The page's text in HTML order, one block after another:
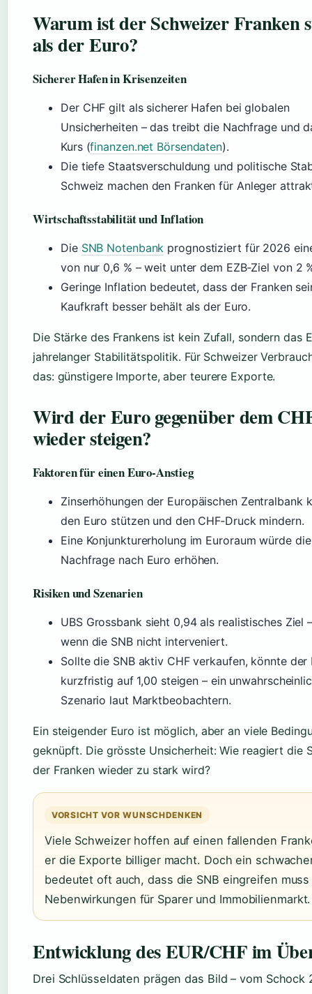
Warum ist der Schweizer Franken
als der Euro?
Sicherer Hafen in Krisenzeiten
Der CHF gilt als sicherer Hafen bei globalen
Unsicherheiten – das treibt die Nachfrage und
Kurs (finanzen.net Börsendaten).
Die tiefe Staatsverschuldung und politische
Schweiz machen den Franken für Anleger
Wirtschaftsstabilität und Inflation
Die SNB Notenbank prognostiziert für 2026
von nur 0,6 % – weit unter dem EZB‑Ziel von 2
Geringe Inflation bedeutet, dass der Franken
Kaufkraft besser behält als der Euro.
Die Stärke des Frankens ist kein Zufall, sondern das
jahrelanger Stabilitätspolitik. Für Schweizer
das: günstigere Importe, aber teurere Exporte.
Wird der Euro gegenüber dem
wieder steigen?
Faktoren für einen Euro-Anstieg
Zinserhöhungen der Europäischen Zentralbank
den Euro stützen und den CHF‑Druck mindern.
Eine Konjunkturerholung im Euroraum würde die
Nachfrage nach Euro erhöhen.
Risiken und Szenarien
UBS Grossbank sieht 0,94 als realistisches Ziel
wenn die SNB nicht interveniert.
Sollte die SNB aktiv CHF verkaufen, könnte der
kurzfristig auf 1,00 steigen – ein
Szenario laut Marktbeobachtern.
Ein steigender Euro ist möglich, aber an viele
geknüpft. Die grösste Unsicherheit: Wie reagiert die
der Franken wieder zu stark wird?
VORSICHT VOR WUNSCHDENKEN
Viele Schweizer hoffen auf einen fallenden
er die Exporte billiger macht. Doch ein
bedeutet oft auch, dass die SNB eingreifen muss
Nebenwirkungen für Sparer und Immobilienmarkt.
Entwicklung des EUR/CHF im
Drei Schlüsseldaten prägen das Bild – vom Schock